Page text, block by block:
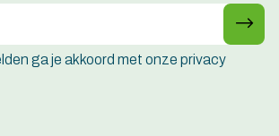
ga je akkoord met onze privacy